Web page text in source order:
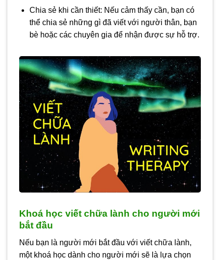
Chia sẻ khi cần thiết: Nếu cảm thấy cần, bạn có
thể chia sẻ những gì đã viết với người thân, bạn
bè hoặc các chuyên gia để nhận được sự hỗ trợ.
Khoá học viết chữa lành cho người mới
bắt đầu
Nếu bạn là người mới bắt đầu với viết chữa lành,
một khoá học dành cho người mới sẽ là lựa chọn